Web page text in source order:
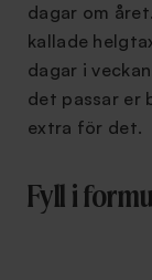
dagar om
kallade
dagar i
det passar er
extra för det.
Fyll i